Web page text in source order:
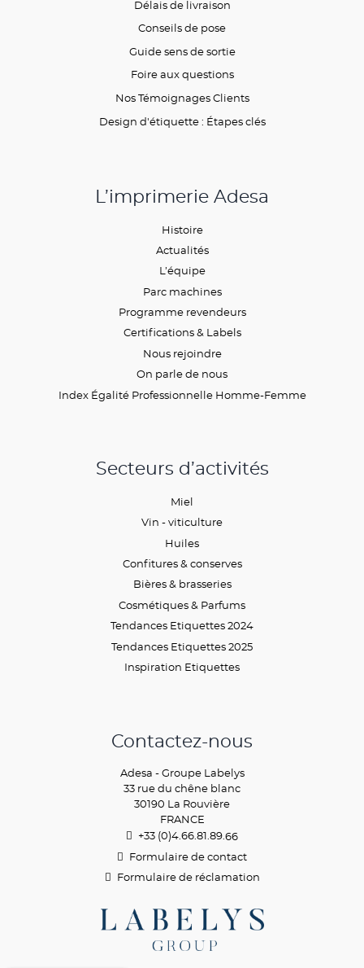
Délais de livraison
Conseils de pose
Guide sens de sortie
Foire aux questions
Nos Témoignages Clients
Design d'étiquette : Étapes clés
L’imprimerie Adesa
Histoire
Actualités
L’équipe
Parc machines
Programme revendeurs
Certifications & Labels
Nous rejoindre
On parle de nous
Index Égalité Professionnelle Homme-Femme
Secteurs d’activités
Miel
Vin - viticulture
Huiles
Confitures & conserves
Bières & brasseries
Cosmétiques & Parfums
Tendances Etiquettes 2024
Tendances Etiquettes 2025
Inspiration Etiquettes
Contactez-nous
Adesa - Groupe Labelys
33 rue du chêne blanc
30190 La Rouvière
FRANCE
+33 (0)4.66.81.89.66
Formulaire de contact
Formulaire de réclamation